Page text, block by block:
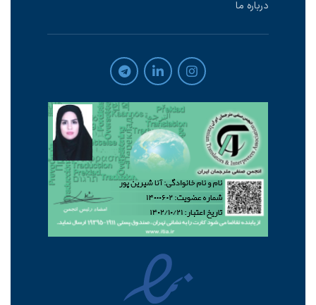
درباره ما